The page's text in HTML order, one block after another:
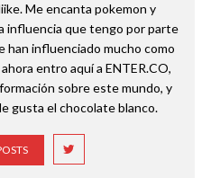
Me encanta pokemon y
influencia que tengo por parte
han influenciado mucho como
entro aquí a ENTER.CO,
sobre este mundo, y
gusta el chocolate blanco.